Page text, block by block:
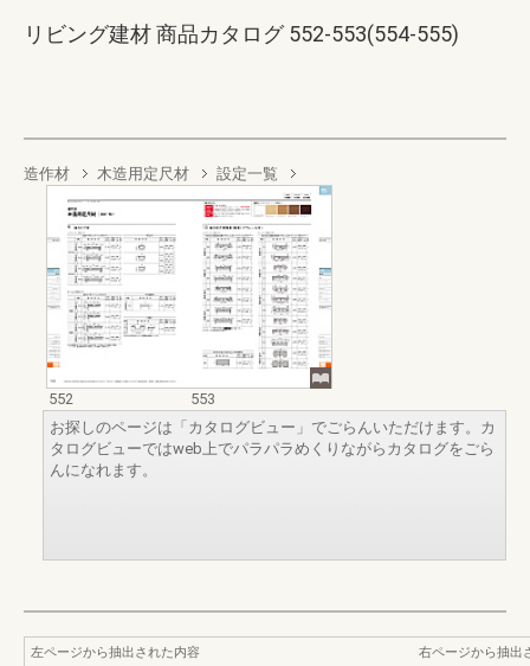
リビング建材 商品カタログ 552-553(554-555)
造作材 木造用定尺材 設定一覧
552
553
お探しのページは「カタログビュー」でごらんいただけます。カ
タログビューではweb上でパラパラめくりながらカタログをごら
んになれます。
左ページから抽出された内容
右ページから抽出